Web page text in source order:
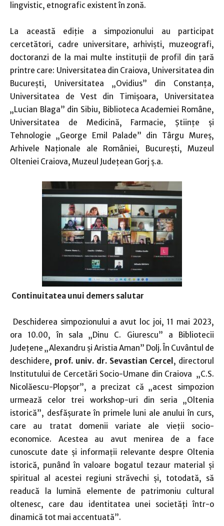
lingvistic, etnografic existent în zonă.
La această ediție a simpozionului au participat
cercetători, cadre universitare, arhiviști, muzeografi,
doctoranzi de la mai multe instituții de profil din țară
printre care: Universitatea din Craiova, Universitatea din
București, Universitatea „Ovidius” din Constanța,
Universitatea de Vest din Timișoara, Universitatea
„Lucian Blaga” din Sibiu, Biblioteca Academiei Române,
Universitatea de Medicină, Farmacie, Științe și
Tehnologie „George Emil Palade” din Târgu Mureș,
Arhivele Naționale ale României, București, Muzeul
Olteniei Craiova, Muzeul Judeţean Gorj ș.a.
Continuitatea unui demers salutar
Deschiderea simpozionului a avut loc joi, 11 mai 2023,
ora 10.00, în sala „Dinu C. Giurescu” a Bibliotecii
Județene „Alexandru și Aristia Aman” Dolj. În Cuvântul de
deschidere, prof. univ. dr. Sevastian Cercel , directorul
Institutului de Cercetări Socio-Umane din Craiova „C.S.
Nicolăescu-Plopșor”, a precizat că „acest simpozion
urmează celor trei workshop-uri din seria „Oltenia
istorică”, desfășurate în primele luni ale anului în curs,
care au tratat domenii variate ale vieții socio-
economice. Acestea au avut menirea de a face
cunoscute date și informații relevante despre Oltenia
istorică, punând în valoare bogatul tezaur material și
spiritual al acestei regiuni străvechi și, totodată, să
readucă la lumină elemente de patrimoniu cultural
oltenesc, care dau identitatea unei societăți într-o
dinamică tot mai accentuată”.